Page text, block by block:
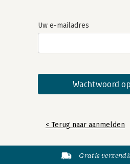
Uw e-mailadres
< Terug naar aanmelden
Gratis